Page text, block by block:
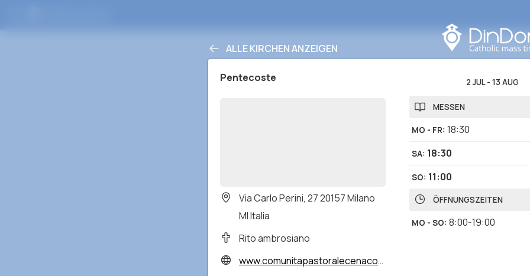
ALLE KIRCHEN ANZEIGEN
Pentecoste
Via Carlo Perini, 27 20157 Milano
MI Italia
Rito ambrosiano
www.comunitapastoralecenacolo.it/datiparrocchia/pentecoste
2 JUL- 13 AUG
MESSEN
MO - FR: 18:30
SA: 18:30
SO: 11:00
ÖFFNUNGSZEITEN
MO - SO: 8:00-19:00